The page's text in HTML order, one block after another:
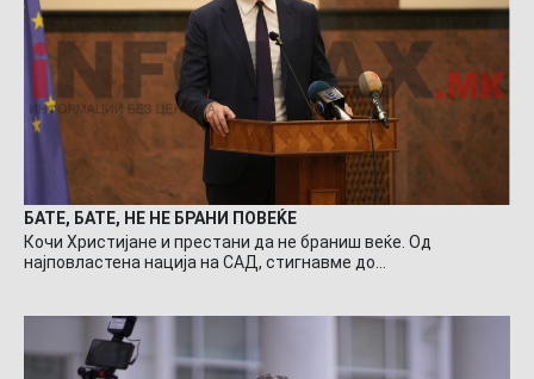
БАТЕ, БАТЕ, НЕ НЕ БРАНИ ПОВЕЌЕ
Кочи Христијане и престани да не браниш веќе. Од
најповластена нација на САД, стигнавме до…